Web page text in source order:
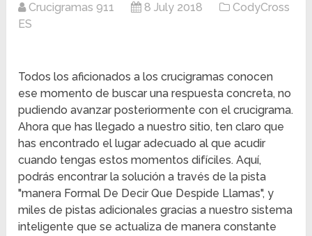
Crucigramas 911 8 July 2018
CodyCross
ES
Todos los aficionados a los crucigramas conocen
ese momento de buscar una respuesta concreta, no
pudiendo avanzar posteriormente con el crucigrama.
Ahora que has llegado a nuestro sitio, ten claro que
has encontrado el lugar adecuado al que acudir
cuando tengas estos momentos difíciles. Aquí,
podrás encontrar la solución a través de la pista
"manera Formal De Decir Que Despide Llamas", y
miles de pistas adicionales gracias a nuestro sistema
inteligente que se actualiza de manera constante